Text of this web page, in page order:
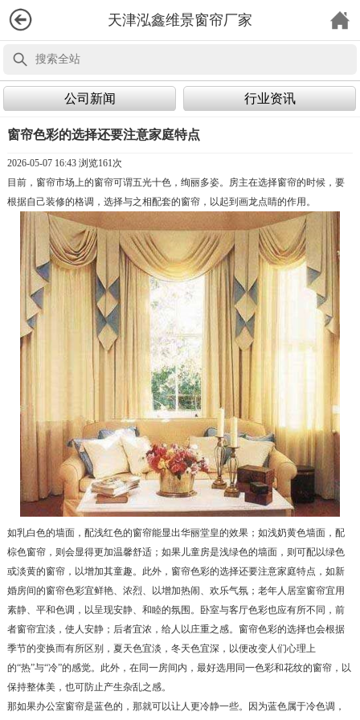
天津泓鑫维景窗帘厂家
公司新闻 行业资讯
窗帘色彩的选择还要注意家庭特点
2026-05-07 16:43 浏览161次
目前，窗帘市场上的窗帘可谓五光十色，绚丽多姿。房主在选择窗帘的时候，要
根据自己装修的格调，选择与之相配套的窗帘，以起到画龙点睛的作用。
如乳白色的墙面，配浅红色的窗帘能显出华丽堂皇的效果；如浅奶黄色墙面，配
棕色窗帘，则会显得更加温馨舒适；如果儿童房是浅绿色的墙面，则可配以绿色
或淡黄的窗帘，以增加其童趣。此外，窗帘色彩的选择还要注意家庭特点，如新
婚房间的窗帘色彩宜鲜艳、浓烈、以增加热闹、欢乐气氛；老年人居室窗帘宜用
素静、平和色调，以呈现安静、和睦的氛围。卧室与客厅色彩也应有所不同，前
者窗帘宜淡，使人安静；后者宜浓，给人以庄重之感。窗帘色彩的选择也会根据
季节的变换而有所区别，夏天色宜淡，冬天色宜深，以便改变人们心理上
的“热”与“冷”的感觉。此外，在同一房间内，最好选用同一色彩和花纹的窗帘，以
保持整体美，也可防止产生杂乱之感。
那如果办公室窗帘是蓝色的，那就可以让人更冷静一些。因为蓝色属于冷色调，